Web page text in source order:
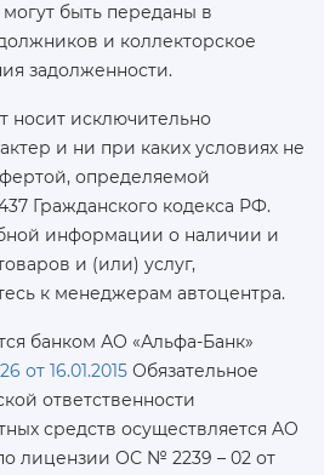
быть переданы в
и коллекторское
задолженности.
носит исключительно
и ни при каких условиях не
определяемой
Гражданского кодекса РФ.
информации о наличии и
и (или) услуг,
к менеджерам автоцентра.
банком АО «Альфа-Банк»
16.01.2015 Обязательное
ответственности
средств осуществляется AO
лицензии ОС № 2239 – 02 от